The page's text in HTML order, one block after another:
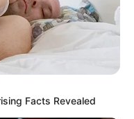
Facts Revealed